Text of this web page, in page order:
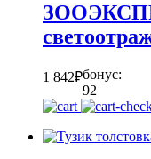
1 842₽бонус:
92